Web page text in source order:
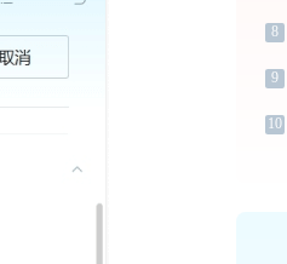
8
9
10